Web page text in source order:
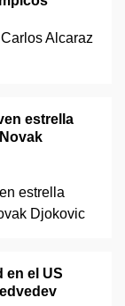
estrella
en el US